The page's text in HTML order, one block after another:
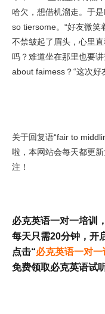
哈欠，想借机溜走。于
so tiersome。“好友微笑
不禁皱起了眉头，心里
吗？难道坐在那里也要
about faimess？“这次好
关于回复语“fair to
啦，本网站会每天都更
注！
必克英语一对一培训
每天只需20分钟，开
点击“必克英语一对一
免费领取必克英语试